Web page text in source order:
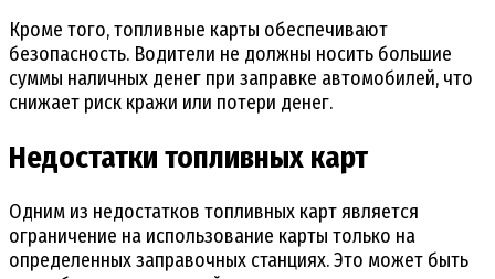
Кроме того, топливные карты обеспечивают
безопасность. Водители не должны носить большие
суммы наличных денег при заправке автомобилей, что
снижает риск кражи или потери денег.
Недостатки топливных карт
Одним из недостатков топливных карт является
ограничение на использование карты только на
определенных заправочных станциях. Это может быть